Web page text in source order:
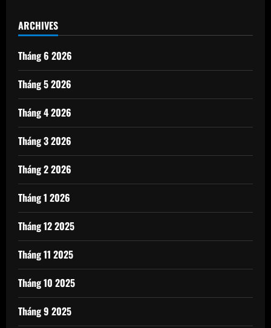
ARCHIVES
Tháng 6 2026
Tháng 5 2026
Tháng 4 2026
Tháng 3 2026
Tháng 2 2026
Tháng 1 2026
Tháng 12 2025
Tháng 11 2025
Tháng 10 2025
Tháng 9 2025